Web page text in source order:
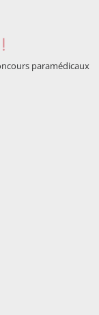
paramédicaux